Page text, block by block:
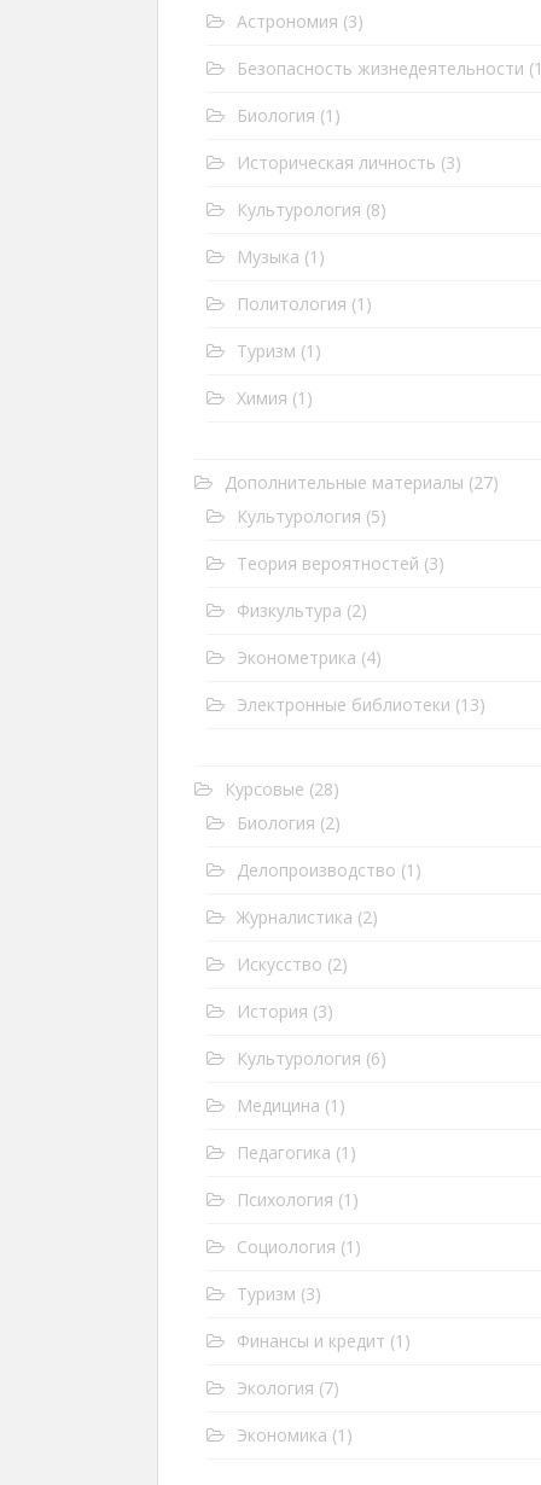
Астрономия (3)
Безопасность жизнедеятельности
Биология (1)
Историческая личность (3)
Культурология (8)
Музыка (1)
Политология (1)
Туризм (1)
Химия (1)
Дополнительные материалы (27)
Культурология (5)
Теория вероятностей (3)
Физкультура (2)
Эконометрика (4)
Электронные библиотеки (13)
Курсовые (28)
Биология (2)
Делопроизводство (1)
Журналистика (2)
Искусство (2)
История (3)
Культурология (6)
Медицина (1)
Педагогика (1)
Психология (1)
Социология (1)
Туризм (3)
Финансы и кредит (1)
Экология (7)
Экономика (1)